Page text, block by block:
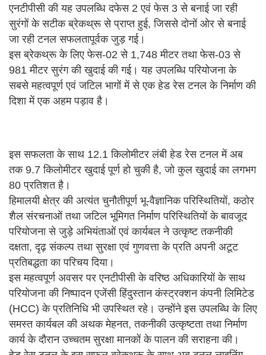
एनटीपीसी की यह उपलब्धि दफेस 2 एवं फेस 3 से बनाई जा रही
सुरंगों के सटीक ब्रेकथ्रू से प्राप्त हुई, जिससे दोनों ओर से बनाई
जा रही टनल सफलतापूर्वक जुड़ गई।
इस ब्रेकथ्रू के लिए फेस-02 से 1,748 मीटर तथा फेस-03 से
981 मीटर सुरंग की खुदाई की गई। यह उपलब्धि परियोजना के
सबसे महत्वपूर्ण एवं जटिल भागों में से एक हेड रेस टनल के निर्माण की
दिशा में एक अहम पड़ाव है।
इस सफलता के साथ 12.1 किलोमीटर लंबी हेड रेस टनल में अब
तक 9.7 किलोमीटर खुदाई पूर्ण हो चुकी है, जो कुल खुदाई का लगभग
80 प्रतिशत है।
हिमालयी क्षेत्र की अत्यंत चुनौतीपूर्ण भू-वैज्ञानिक परिस्थितियों, कठोर
शैल संरचनाओं तथा जटिल भूमिगत निर्माण परिस्थितियों के बावजूद
परियोजना से जुड़े अभियंताओं एवं कार्यबल ने उत्कृष्ट तकनीकी
दक्षता, दृढ़ संकल्प तथा सुरक्षा एवं गुणवत्ता के प्रति अपनी अटूट
प्रतिबद्धता का परिचय दिया।
इस महत्वपूर्ण अवसर पर एनटीपीसी के वरिष्ठ अधिकारियों के साथ
परियोजना की निष्पादन एजेंसी हिंदुस्तान कंस्ट्रक्शन कंपनी लिमिटेड
(HCC) के प्रतिनिधि भी उपस्थित रहे। उन्होंने इस उपलब्धि के लिए
समस्त कार्यबल की अथक मेहनत, तकनीकी उत्कृष्टता तथा निर्माण
कार्य के दौरान उच्चतम सुरक्षा मानकों के पालन की सराहना की।